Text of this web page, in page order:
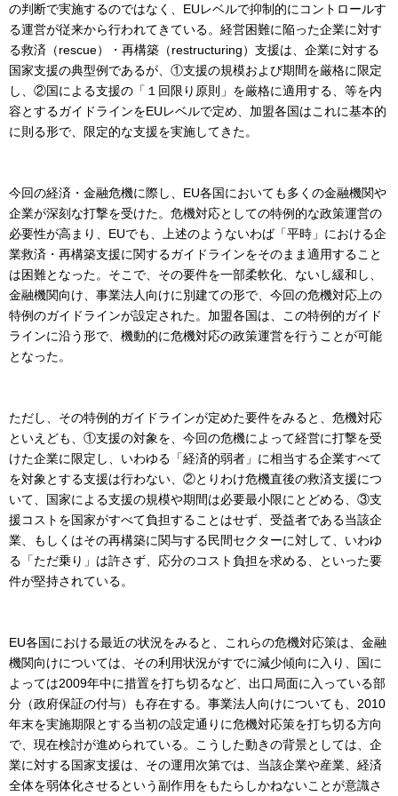
の判断で実施するのではなく、EUレベルで抑制的にコントロールす
る運営が従来から行われてきている。経営困難に陥った企業に対す
る救済（rescue）・再構築（restructuring）支援は、企業に対する
国家支援の典型例であるが、①支援の規模および期間を厳格に限定
し、②国による支援の「１回限り原則」を厳格に適用する、等を内
容とするガイドラインをEUレベルで定め、加盟各国はこれに基本的
に則る形で、限定的な支援を実施してきた。
今回の経済・金融危機に際し、EU各国においても多くの金融機関や
企業が深刻な打撃を受けた。危機対応としての特例的な政策運営の
必要性が高まり、EUでも、上述のようないわば「平時」における企
業救済・再構築支援に関するガイドラインをそのまま適用すること
は困難となった。そこで、その要件を一部柔軟化、ないし緩和し、
金融機関向け、事業法人向けに別建ての形で、今回の危機対応上の
特例のガイドラインが設定された。加盟各国は、この特例的ガイド
ラインに沿う形で、機動的に危機対応の政策運営を行うことが可能
となった。
ただし、その特例的ガイドラインが定めた要件をみると、危機対応
といえども、①支援の対象を、今回の危機によって経営に打撃を受
けた企業に限定し、いわゆる「経済的弱者」に相当する企業すべて
を対象とする支援は行わない、②とりわけ危機直後の救済支援につ
いて、国家による支援の規模や期間は必要最小限にとどめる、③支
援コストを国家がすべて負担することはせず、受益者である当該企
業、もしくはその再構築に関与する民間セクターに対して、いわゆ
る「ただ乗り」は許さず、応分のコスト負担を求める、といった要
件が堅持されている。
EU各国における最近の状況をみると、これらの危機対応策は、金融
機関向けについては、その利用状況がすでに減少傾向に入り、国に
よっては2009年中に措置を打ち切るなど、出口局面に入っている部
分（政府保証の付与）も存在する。事業法人向けについても、2010
年末を実施期限とする当初の設定通りに危機対応策を打ち切る方向
で、現在検討が進められている。こうした動きの背景としては、企
業に対する国家支援は、その運用次第では、当該企業や産業、経済
全体を弱体化させるという副作用をもたらしかねないことが意識さ